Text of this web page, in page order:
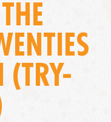
(TRY-